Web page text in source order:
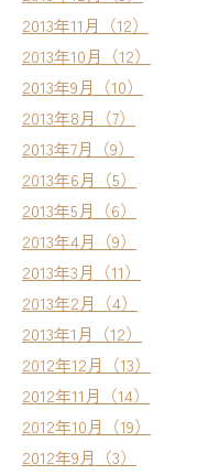
2013年11月（12）
2013年10月（12）
2013年9月（10）
2013年8月（7）
2013年7月（9）
2013年6月（5）
2013年5月（6）
2013年4月（9）
2013年3月（11）
2013年2月（4）
2013年1月（12）
2012年12月（13）
2012年11月（14）
2012年10月（19）
2012年9月（3）